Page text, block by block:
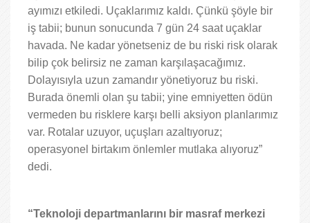
ayımızı etkiledi. Uçaklarımız kaldı. Çünkü şöyle bir
iş tabii; bunun sonucunda 7 gün 24 saat uçaklar
havada. Ne kadar yönetseniz de bu riski risk olarak
bilip çok belirsiz ne zaman karşılaşacağımız.
Dolayısıyla uzun zamandır yönetiyoruz bu riski.
Burada önemli olan şu tabii; yine emniyetten ödün
vermeden bu risklere karşı belli aksiyon planlarımız
var. Rotalar uzuyor, uçuşları azaltıyoruz;
operasyonel birtakım önlemler mutlaka alıyoruz”
dedi.
“Teknoloji departmanlarını bir masraf merkezi